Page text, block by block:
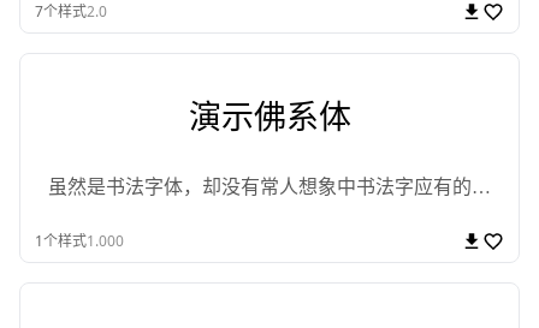
7个样式2.0
演示佛系体
虽然是书法字体，却没有常人想象中书法字应有的特
1个样式1.000